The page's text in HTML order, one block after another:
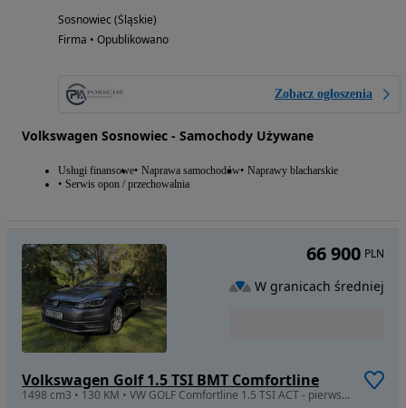
Sosnowiec (Śląskie)
Firma • Opublikowano
Zobacz ogłoszenia
Volkswagen Sosnowiec - Samochody Używane
Usługi finansowe Naprawa samochodów Naprawy blacharskie
Serwis opon / przechowalnia
Volkswagen Golf 1.5 TSI BMT Comfortline
1498 cm3 • 130 KM • VW GOLF Comfortline 1.5 TSI ACT - pierwszy właściciel, stan idealny
66 900 PLN
W granicach średniej